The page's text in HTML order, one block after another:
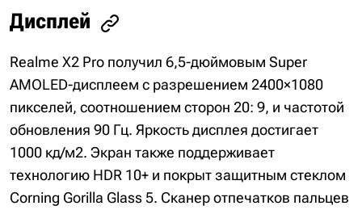
Дисплей
Realme X2 Pro получил 6,5-дюймовым Super
AMOLED-дисплеем с разрешением 2400×1080
пикселей, соотношением сторон 20: 9, и частотой
обновления 90 Гц. Яркость дисплея достигает
1000 кд/м2. Экран также поддерживает
технологию HDR 10+ и покрыт защитным стеклом
Corning Gorilla Glass 5. Сканер отпечатков пальцев